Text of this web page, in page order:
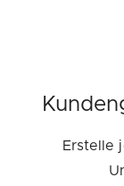
Erstelle